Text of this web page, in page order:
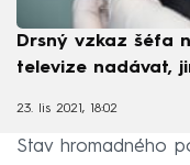
Drsný vzkaz šéfa
televize nadávat,
23. lis 2021, 18:02
Stav hromadného